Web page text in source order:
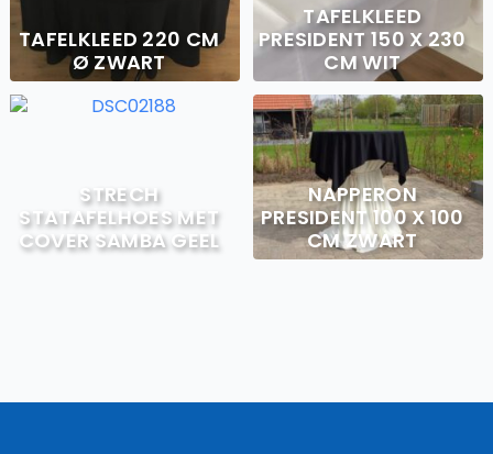
TAFELKLEED 220 CM
Ø ZWART
TAFELKLEED
PRESIDENT 150 X 230
CM WIT
STRECH
STATAFELHOES MET
COVER SAMBA GEEL
NAPPERON
PRESIDENT 100 X 100
CM ZWART